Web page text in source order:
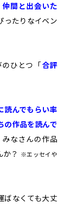
仲間と出会いた
ったりなイベン
ひとつ「合評
読んでもらい率
の作品を読んで
みなさんの作品
？ ※エッセイや
ばなくても大丈